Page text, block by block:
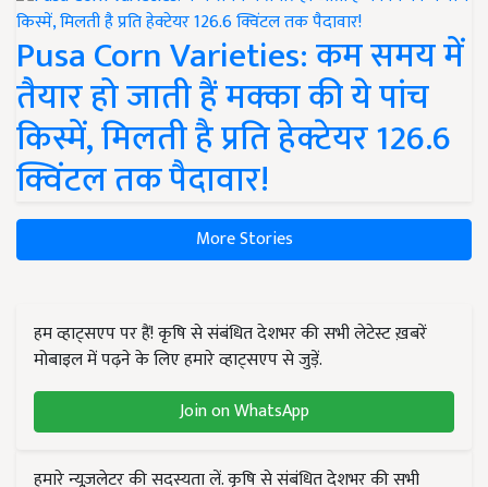
Pusa Corn Varieties: कम समय में
तैयार हो जाती हैं मक्का की ये पांच
किस्में, मिलती है प्रति हेक्टेयर 126.6
क्विंटल तक पैदावार!
More Stories
हम व्हाट्सएप पर हैं! कृषि से संबंधित देशभर की सभी लेटेस्ट ख़बरें
मोबाइल में पढ़ने के लिए हमारे व्हाट्सएप से जुड़ें.
Join on WhatsApp
हमारे न्यूज़लेटर की सदस्यता लें. कृषि से संबंधित देशभर की सभी